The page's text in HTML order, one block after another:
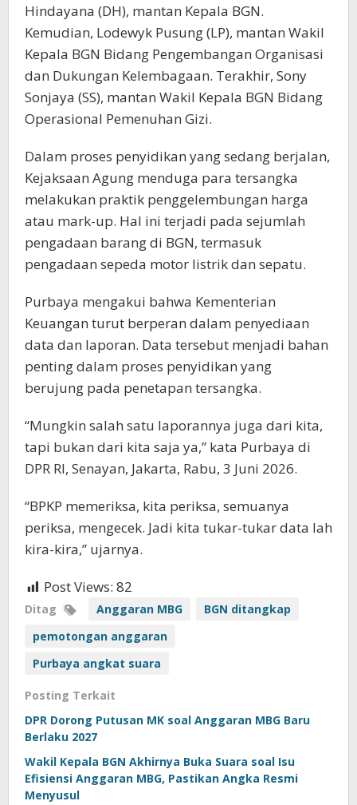
Hindayana (DH), mantan Kepala BGN.
Kemudian, Lodewyk Pusung (LP), mantan Wakil
Kepala BGN Bidang Pengembangan Organisasi
dan Dukungan Kelembagaan. Terakhir, Sony
Sonjaya (SS), mantan Wakil Kepala BGN Bidang
Operasional Pemenuhan Gizi.
Dalam proses penyidikan yang sedang berjalan,
Kejaksaan Agung menduga para tersangka
melakukan praktik penggelembungan harga
atau mark-up. Hal ini terjadi pada sejumlah
pengadaan barang di BGN, termasuk
pengadaan sepeda motor listrik dan sepatu.
Purbaya mengakui bahwa Kementerian
Keuangan turut berperan dalam penyediaan
data dan laporan. Data tersebut menjadi bahan
penting dalam proses penyidikan yang
berujung pada penetapan tersangka.
“Mungkin salah satu laporannya juga dari kita,
tapi bukan dari kita saja ya,” kata Purbaya di
DPR RI, Senayan, Jakarta, Rabu, 3 Juni 2026.
“BPKP memeriksa, kita periksa, semuanya
periksa, mengecek. Jadi kita tukar-tukar data lah
kira-kira,” ujarnya.
Post Views: 82
Ditag Anggaran MBG
BGN ditangkap
pemotongan anggaran
Purbaya angkat suara
Posting Terkait
DPR Dorong Putusan MK soal Anggaran MBG Baru
Berlaku 2027
Wakil Kepala BGN Akhirnya Buka Suara soal Isu
Efisiensi Anggaran MBG, Pastikan Angka Resmi
Menyusul